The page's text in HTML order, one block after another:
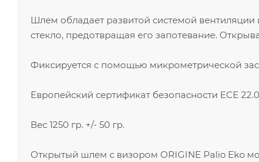
Шлем обладает развитой системой
стекло, предотвращая его запотевание.
Фиксируется с помощью микрометрической
Европейский сертификат безопасности ECE
Вес 1250 гр. +/- 50 гр.
Открытый шлем с визором ORIGINE Palio Eko